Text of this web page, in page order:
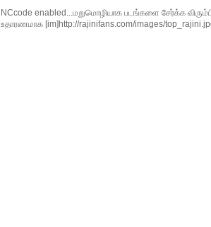
NCcode enabled...மறுமொழியாக படங்களை சேர்க்க
உதாரணமாக [im]http://rajinifans.com/images/